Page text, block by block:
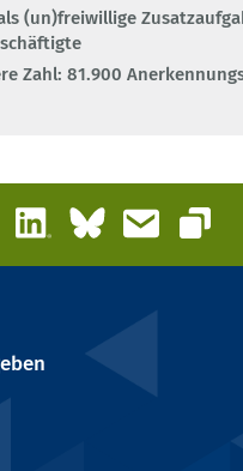
(un)freiwillige
Zahl: 81.900
LinkedInBlueskyE-Mail
Link